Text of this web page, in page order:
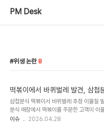
PM Desk
위생 논란 8
떡볶이에서 바퀴벌레 발견, 삼첩
속…고객 사과
삼첩분식 떡볶이서 바퀴벌레 추정 이물질
분식 매장에서 떡볶이를 주문한 고객이 이
제기되어 논란이 일고 있습니다. 해당 고객
이슈 2026.04.28